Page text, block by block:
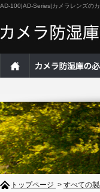
AD-100|AD-Series|カメラレンズの
トップページ > すべての